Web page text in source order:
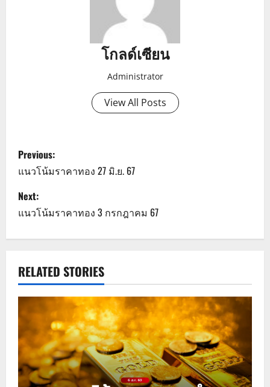
โกลด์เซียน
Administrator
View All Posts
P
o
s
t
a
v
i
g
a
Previous:
แนวโน้มราคาทอง 27 มิ.ย. 67
Next:
แนวโน้มราคาทอง 3 กรกฎาคม 67
RELATED STORIES